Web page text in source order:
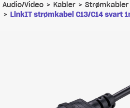
Audio/Video>Kabler>Strømkabler
>LinkIT strømkabel C13/C14 svart